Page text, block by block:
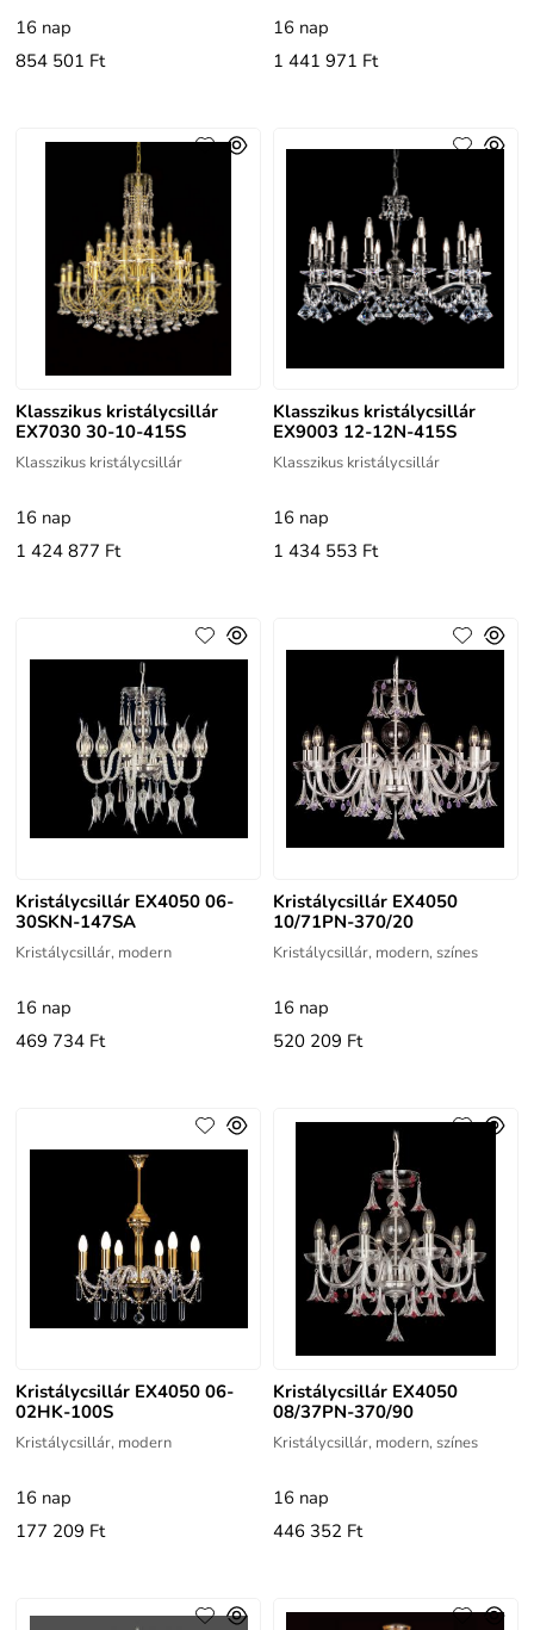
16 nap
854 501 Ft
16 nap
1 441 971 Ft
Klasszikus kristálycsillár
EX7030 30-10-415S
Klasszikus kristálycsillár
16 nap
1 424 877 Ft
Klasszikus kristálycsillár
EX9003 12-12N-415S
Klasszikus kristálycsillár
16 nap
1 434 553 Ft
Kristálycsillár EX4050 06-
30SKN-147SA
Kristálycsillár, modern
16 nap
469 734 Ft
Kristálycsillár EX4050
10/71PN-370/20
Kristálycsillár, modern, színes
16 nap
520 209 Ft
Kristálycsillár EX4050 06-
02HK-100S
Kristálycsillár, modern
16 nap
177 209 Ft
Kristálycsillár EX4050
08/37PN-370/90
Kristálycsillár, modern, színes
16 nap
446 352 Ft